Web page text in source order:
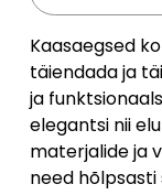
Kaasaegsed
täiendada ja
ja
elegantsi nii
materjalide ja
need